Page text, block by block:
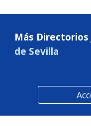
Más Directorios
de Sevilla